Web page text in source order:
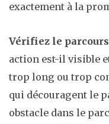
exactement à la
Vérifiez le
action est-il visible
trop long ou trop
qui découragent le
obstacle dans le